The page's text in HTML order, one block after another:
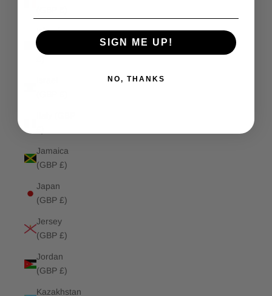
Isle of
Man (GBP
Jamaica
(GBP £)
Japan
(GBP £)
Jersey
(GBP £)
Jordan
(GBP £)
Kazakhstan
SIGN ME UP!
NO, THANKS